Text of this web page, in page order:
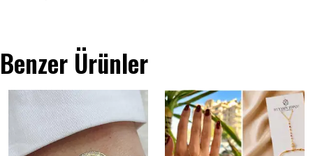
Benzer Ürünler